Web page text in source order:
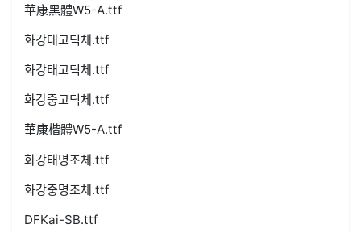
華康黑體W5-A.ttf
화강태고딕체.ttf
화강태고딕체.ttf
화강중고딕체.ttf
華康楷體W5-A.ttf
화강태명조체.ttf
화강중명조체.ttf
DFKai-SB.ttf